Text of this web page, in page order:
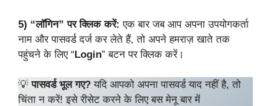
5) “लॉगिन” पर क्लिक करें: एक बार जब आप अपना उपयोगकर्ता
नाम और पासवर्ड दर्ज कर लेते हैं, तो अपने हमराज़ खाते तक
पहुंचने के लिए “Login” बटन पर क्लिक करें।
💡पासवर्ड भूल गए? यदि आपको अपना पासवर्ड याद नहीं है, तो
चिंता न करें! इसे रीसेट करने के लिए बस मेनू बार में